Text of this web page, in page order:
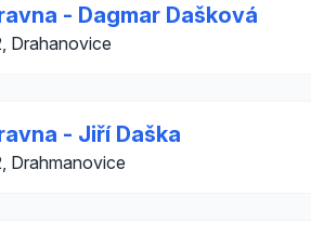
- Dagmar Dašková
Drahanovice
- Jiří Daška
Drahmanovice